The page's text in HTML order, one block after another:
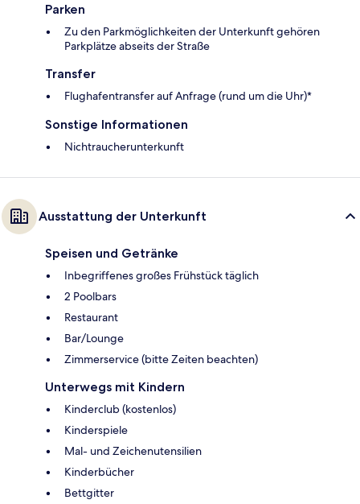
Parken
Zu den Parkmöglichkeiten der Unterkunft gehören
Parkplätze abseits der Straße
Transfer
Flughafentransfer auf Anfrage (rund um die Uhr)*
Sonstige Informationen
Nichtraucherunterkunft
Ausstattung der Unterkunft
Speisen und Getränke
Inbegriffenes großes Frühstück täglich
2 Poolbars
Restaurant
Bar/Lounge
Zimmerservice (bitte Zeiten beachten)
Unterwegs mit Kindern
Kinderclub (kostenlos)
Kinderspiele
Mal- und Zeichenutensilien
Kinderbücher
Bettgitter